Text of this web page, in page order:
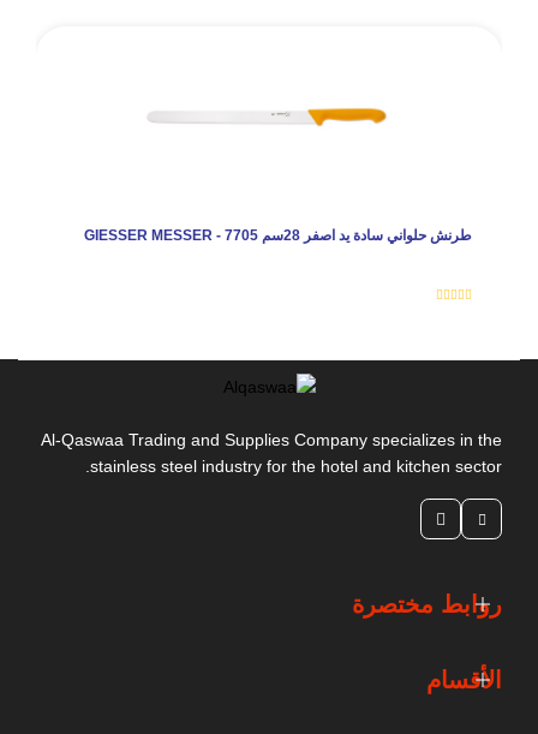
طرنش حلواني سادة يد اصفر 28سم GIESSER MESSER - 7705
7705
Al-Qaswaa Trading and Supplies Company specializes in the
stainless steel industry for the hotel and kitchen sector.
روابط مختصرة
الأقسام